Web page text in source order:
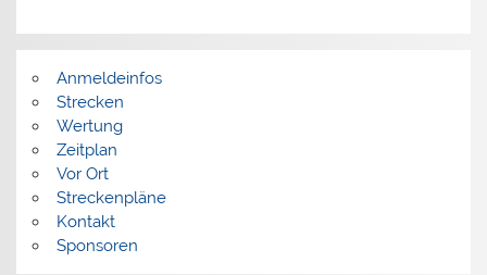
Anmeldeinfos
Strecken
Wertung
Zeitplan
Vor Ort
Streckenpläne
Kontakt
Sponsoren